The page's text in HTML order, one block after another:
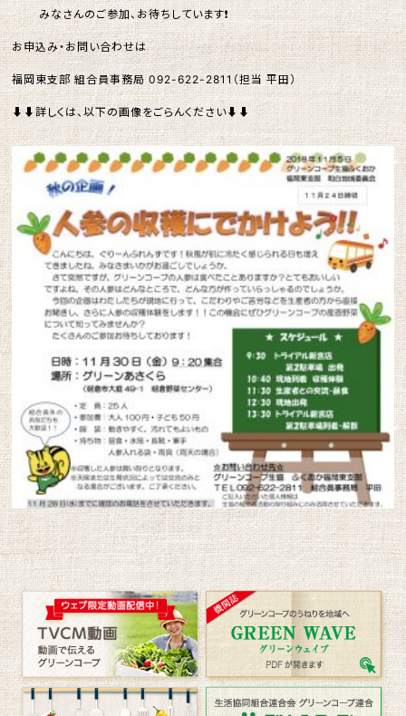
みなさんのご参加、お待ちしています❗️
お申込み・お問い合わせは
福岡東支部 組合員事務局 092-622-2811（担当 平田）
⬇️⬇️詳しくは、以下の画像をごらんください⬇️⬇️